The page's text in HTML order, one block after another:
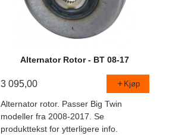
Alternator Rotor - BT 08-17
3 095,00 Kjøp
Alternator rotor. Passer Big Twin
modeller fra 2008-2017. Se
produkttekst for ytterligere info.